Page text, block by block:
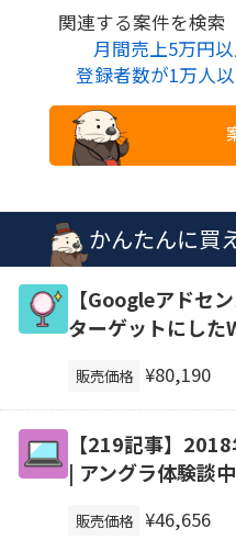
関連する案件を検索
月間売上5万円
登録者数が1万人
かんたんに買
【Googleアドセ
ターゲットにした
販売価格 ¥80,190
【219記事】
| アングラ体験談
販売価格 ¥46,656